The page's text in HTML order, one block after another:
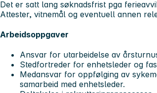
Det er satt lang søknadsfrist pga
Attester, vitnemål og eventuell annen
Arbeidsoppgaver
Ansvar for utarbeidelse av
Stedfortreder for enhetsleder og
Medansvar for oppfølging av
samarbeid med enhetsleder.